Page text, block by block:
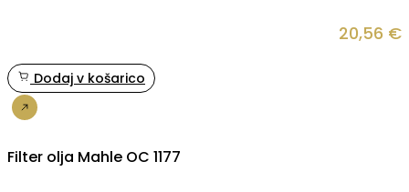
20,56 €
Dodaj v košarico
Filter olja Mahle OC 1177